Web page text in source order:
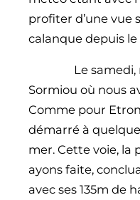
profiter d’une vue
calanque depuis
Le samedi,
Sormiou où nous
Comme pour
démarré à
mer. Cette voie, la
ayons faite,
avec ses 135m de